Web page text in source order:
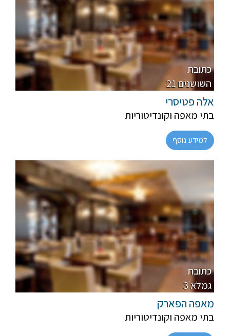
מהדרין
פרווה, חלבי
כתובת
21 השושנים
אלה פטיסרי
בתי מאפה וקונדיטוריות
למידע נוסף
מהדרין
פרווה, חלבי
כתובת
3 גמלא
מאפה הפארק
בתי מאפה וקונדיטוריות